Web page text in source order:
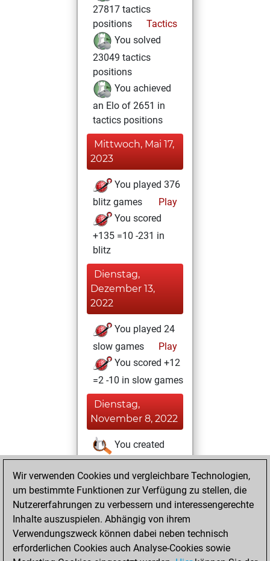
27817 tactics
positions
Tactics
You solved
23049 tactics
positions
You achieved
an Elo of 2651 in
tactics positions
Mittwoch, Mai 17,
2023
You played 376
blitz games
Play
You scored
+135 =10 -231 in
blitz
Dienstag,
Dezember 13,
2022
You played 24
slow games
Play
You scored +12
=2 -10 in slow games
Dienstag,
November 8, 2022
You created
your Studies account
Studies
Dienstag,
Oktober 25, 2022
You had a best
sprint of 42 positions
Tactics
Wir verwenden Cookies und vergleichbare Technologien,
um bestimmte Funktionen zur Verfügung zu stellen, die
Nutzererfahrungen zu verbessern und interessengerechte
Inhalte auszuspielen. Abhängig von ihrem
Verwendungszweck können dabei neben technisch
erforderlichen Cookies auch Analyse-Cookies sowie